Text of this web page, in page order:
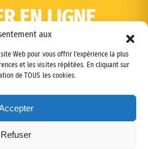
aux
Web pour vous offrir l'expérience la plus
et les visites répétées. En cliquant sur
de TOUS les cookies.
Refuser
EN LIGNE
Alliance des mobilités
de confidentialité Contact